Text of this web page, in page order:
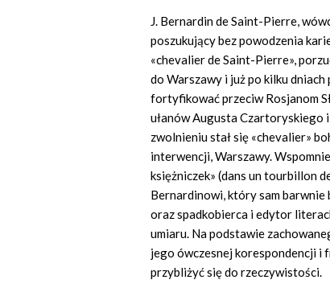
J. Bernardin de Saint-Pierre,
poszukujący bez powodzenia
«chevalier de Saint-Pierre»,
do Warszawy i już po kilku dniach
fortyfikować przeciw Rosjanom
ułanów Augusta Czartoryskiego
zwolnieniu stał się «chevalier»
interwencji, Warszawy.
księżniczek» (dans un tourbillon
Bernardinowi, który sam
oraz spadkobierca i edytor
umiaru. Na podstawie
jego ówczesnej korespondencji i
przybliżyć się do rzeczywistości.